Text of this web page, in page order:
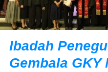
Ibadah
Gembala GKY